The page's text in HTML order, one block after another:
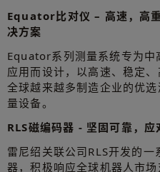
Equator比对仪 – 高速，高
决方案
Equator系列测量系统专为中
应用而设计，以高速、稳定
全球越来越多制造企业的优
量设备。
RLS磁编码器 - 坚固可靠，应
雷尼绍关联公司RLS开发的
器，积极响应全球机器人市